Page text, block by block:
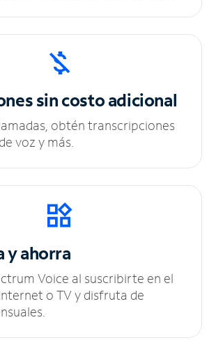
sincosto adicional
obtén transcripciones
voz y más.
y ahorra
Voice al suscribirte en el
o TV y disfruta de